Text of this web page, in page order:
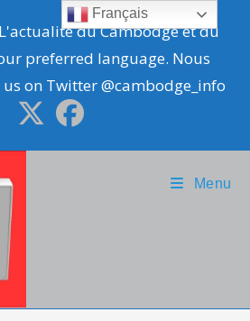
du Cambodge et du
preferred language. Nous
on Twitter @cambodge_info
Menu
Français